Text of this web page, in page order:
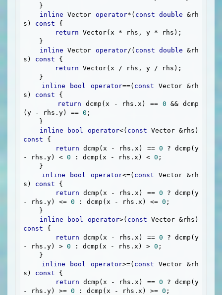
inline Vector operator*( const double &rh
s) const {
return Vector(x * rhs, y * rhs);
inline Vector operator/( const double &rh
s) const {
return Vector(x / rhs, y / rhs);
inline
bool operator==( const Vector &rh
s) const {
return dcmp(x - rhs.x) == 0 && dcmp
(y - rhs.y) == 0 ;
inline
bool operator<( const
const {
return dcmp(x - rhs.x) == 0 ? dcmp(y
- rhs.y) < 0 : dcmp(x - rhs.x) < 0 ;
inline
bool operator<=( const Vector &rh
s) const {
return dcmp(x - rhs.x) == 0 ? dcmp(y
- rhs.y) <= 0 : dcmp(x - rhs.x) <= 0 ;
inline
bool operator>( const
const {
return dcmp(x - rhs.x) == 0 ? dcmp(y
- rhs.y) > 0 : dcmp(x - rhs.x) > 0 ;
inline
bool operator>=( const Vector &rh
s) const {
return dcmp(x - rhs.x) == 0 ? dcmp(y
- rhs.y) >= 0 : dcmp(x - rhs.x) >= 0 ;